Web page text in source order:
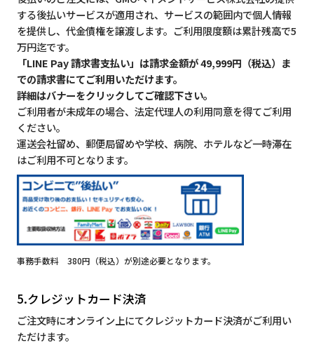
する後払いサービスが適用され、サービスの範囲内で個人情報
を提供し、代金債権を譲渡します。ご利用限度額は累計残高で5
万円迄です。
「LINE Pay 請求書支払い」は請求金額が 49,999円（税込）ま
での請求書にてご利用いただけます。
詳細はバナーをクリックしてご確認下さい。
ご利用者が未成年の場合、法定代理人の利用同意を得てご利用
ください。
運送会社留め、郵便局留めや学校、病院、ホテルなど一時滞在
はご利用不可となります。
事務手数料 380円（税込）が別途必要となります。
5.クレジットカード決済
ご注文時にオンライン上にてクレジットカード決済がご利用い
ただけます。